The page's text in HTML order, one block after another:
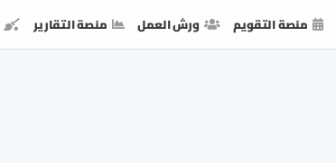
منصة التقويم ورش العمل منصة التقارير